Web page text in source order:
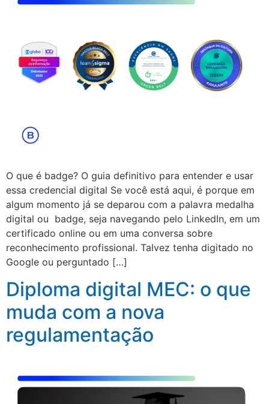
O que é badge? O guia definitivo para entender e usar
essa credencial digital Se você está aqui, é porque em
algum momento já se deparou com a palavra medalha
digital ou badge, seja navegando pelo LinkedIn, em um
certificado online ou em uma conversa sobre
reconhecimento profissional. Talvez tenha digitado no
Google ou perguntado […]
Diploma digital MEC: o que
muda com a nova
regulamentação